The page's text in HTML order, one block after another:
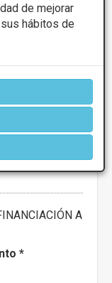
de mejorar
hábitos de
A
*